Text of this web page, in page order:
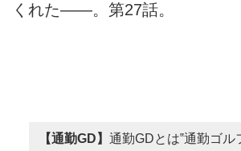
くれた――。第27話。
【通勤GD】 通勤GDとは‟通勤ゴル